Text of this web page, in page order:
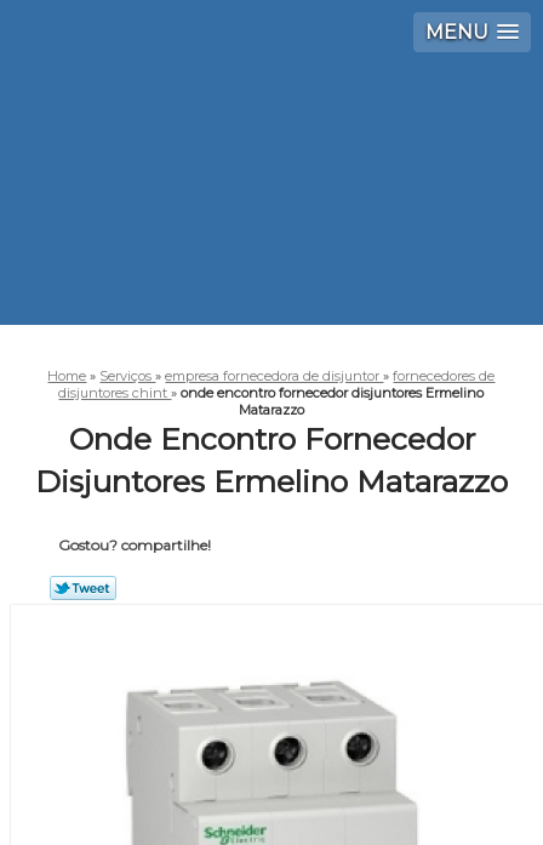
MENU
Home » Serviços»empresa fornecedora de disjuntor»fornecedores de
disjuntores chint»onde encontro fornecedor disjuntores Ermelino
Matarazzo
Onde Encontro Fornecedor
Disjuntores Ermelino Matarazzo
Gostou? compartilhe!